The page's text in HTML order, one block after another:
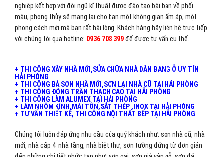
nghiệp kết hợp với đội ngũ kĩ thuật được đào tạo bài bản về phối
màu, phong thủy sẽ mang lại cho bạn một không gian ấm áp, một
phong cách mới mà bạn rất hài lòng. Khách hàng hãy liên hệ trực tiếp
với chúng tôi qua hotline: 0936 708 399để được tư vấn cụ thể.
+ THI CÔNG XÂY NHÀ MỚI,SỬA CHỮA NHÀ DÂN ĐANG Ở UY TÍN
HẢI PHÒNG
+ THI CÔNG BẢ SƠN NHÀ MỚI,SƠN LẠI NHÀ CŨ TẠI HẢI PHÒNG
+ THI CÔNG ĐÓNG TRẦN THẠCH CAO TẠI HẢI PHÒNG
+ THI CÔNG LÀM ALUMEX TẠI HẢI PHÒNG
+ LÀM NHÔM KÍNH,MÁI TÔN,SẮT THÉP ,INOX TẠI HẢI PHÒNG
+ TƯ VẤN THIẾT KẾ, THI CÔNG NỘI THẤT BẾP TẠI HẢI PHÒNG
Chúng tôi luôn đáp ứng nhu cầu của quý khách như: sơn nhà cũ, nhà
mới, nhà cấp 4, nhà tầng, nhà biệt thư, sơn tường đứng từ đơn giản